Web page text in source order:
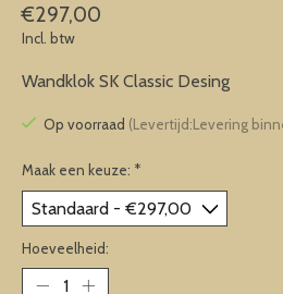
€297,00
Incl. btw
Wandklok SK Classic Desing
Op voorraad (Levertijd:Levering
Maak een keuze: *
Hoeveelheid: